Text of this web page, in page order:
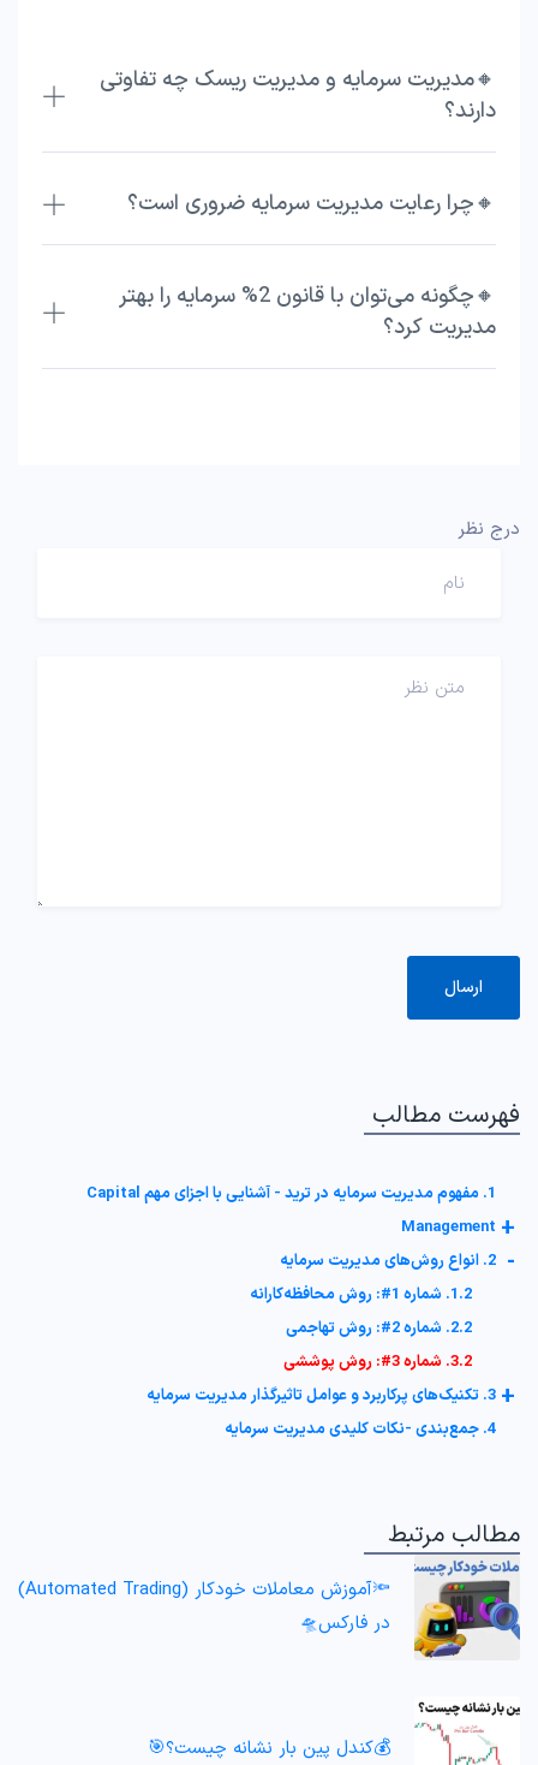
🔸مدیریت سرمایه و مدیریت ریسک چه تفاوتی
دارند؟
🔸چرا رعایت مدیریت سرمایه ضروری است؟
🔸چگونه می‌توان با قانون 2% سرمایه را بهتر
مدیریت کرد؟
درج نظر
فهرست مطالب
1. مفهوم مدیریت سرمایه در ترید - آشنایی با اجزای مهم Capital
Management +
2. انواع روش‌های مدیریت سرمایه -
1.2. شماره 1#: روش محافظه‌کارانه
2.2. شماره 2#: روش تهاجمی
3.2. شماره 3#: روش پوششی
3. تکنیک‌های پرکاربرد و عوامل تاثیرگذار مدیریت سرمایه +
4. جمع‌بندی -نکات کلیدی مدیریت سرمایه
مطالب مرتبط
🔦آموزش معاملات خودکار (Automated Trading)
در فارکس🛸
💰کندل پین بار نشانه چیست؟🎯